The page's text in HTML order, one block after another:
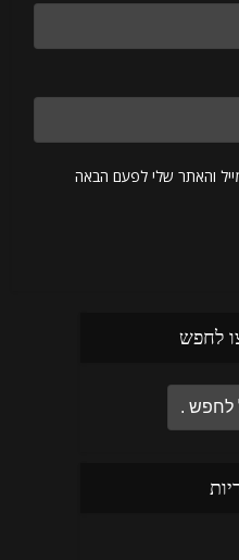
והאתר שלי לפעם הבאה
לחפש